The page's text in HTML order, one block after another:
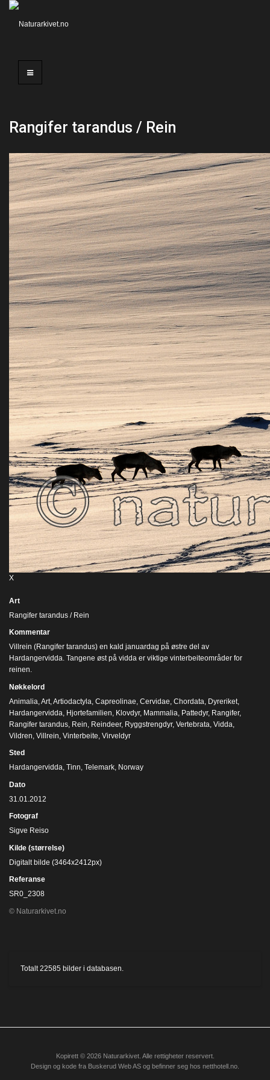
Rangifer tarandus / Rein
X
Art
Rangifer tarandus / Rein
Kommentar
Villrein (Rangifer tarandus) en kald januardag på østre del av
Hardangervidda. Tangene øst på vidda er viktige vinterbeiteområder for
reinen.
Nøkkelord
Animalia Art Artiodactyla Capreolinae Cervidae Chordata Dyreriket
Hardangervidda Hjortefamilien Klovdyr, Mammalia Pattedyr, Rangifer,
Rangifer tarandus Rein Reindeer, Ryggstrengdyr, Vertebrata Vidda
Vildren Villrein Vinterbeite Virveldyr
Sted
Hardangervidda, Tinn, Telemark, Norway
Dato
31.01.2012
Fotograf
Sigve Reiso
Kilde (størrelse)
Digitalt bilde (3464x2412px)
Referanse
SR0_2308
© Naturarkivet.no
Totalt 22585 bilder i databasen.
Kopirett © 2026 Naturarkivet. Alle rettigheter reservert.
Design og kode fra Buskerud Web AS og befinner seg hos netthotell.no